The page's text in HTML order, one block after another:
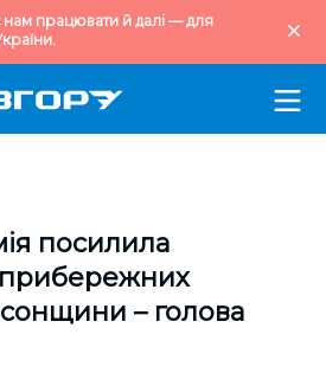
працювати й далі — для
посилила
прибережних
– голова